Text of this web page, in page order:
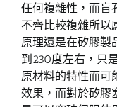
任何複雜性，而盲
不齊比較複雜所以
原理還是在矽膠
到230度左右，只
原材料的特性而可
效果，而對於矽膠